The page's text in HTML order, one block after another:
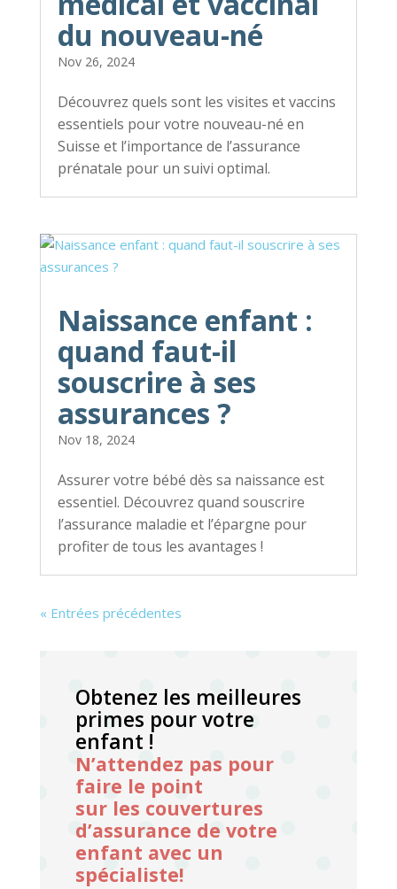
du nouveau-né
Nov 26, 2024
Découvrez quels sont les visites et vaccins
essentiels pour votre nouveau-né en
Suisse et l’importance de l’assurance
prénatale pour un suivi optimal.
Naissance enfant :
quand faut-il
souscrire à ses
assurances ?
Nov 18, 2024
Assurer votre bébé dès sa naissance est
essentiel. Découvrez quand souscrire
l’assurance maladie et l’épargne pour
profiter de tous les avantages !
« Entrées précédentes
Obtenez les meilleures
primes pour votre
enfant !
N’attendez pas pour
faire le point
sur les couvertures
d’assurance de votre
enfant avec un
spécialiste!